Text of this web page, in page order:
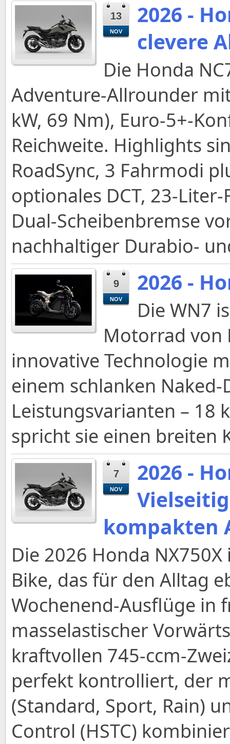
13
NOV
2026 -
clevere
Die Honda
Adventure‑Allrounder
kW, 69 Nm),
Reichweite. Highlights
RoadSync, 3 Fahrmodi
optionales DCT,
Dual‑Scheibenbremse
nachhaltiger Durabio‑
9
NOV
2026 -
Die WN7
Motorrad von
innovative Technologie
einem schlanken
Leistungsvarianten – 18
spricht sie einen breiten
7
NOV
2026 -
kompakten
Die 2026 Honda
Bike, das für den Alltag
Wochenend-Ausflüge in
masselastischer
kraftvollen 745-ccm-
perfekt kontrolliert, der
(Standard, Sport, Rain)
Control (HSTC)